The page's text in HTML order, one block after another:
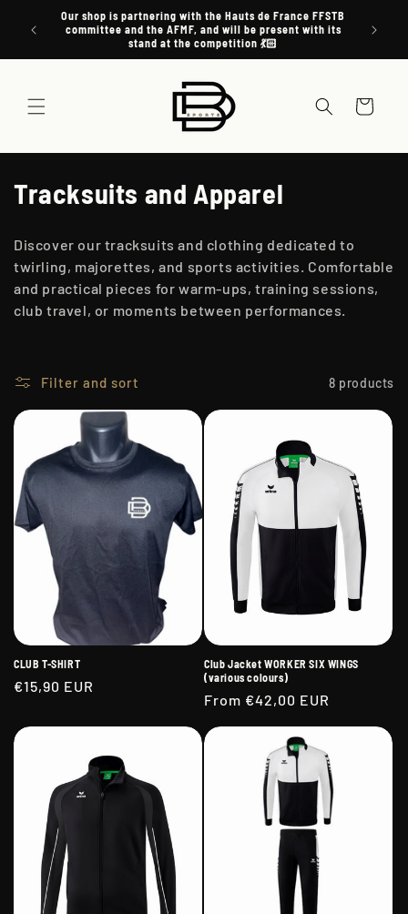
Skip to
content
à
Our shop is partnering with the Hauts de France FFSTB
committee and the AFMF, and will be present with its
stand at the competition 💃🏻
Cart
C
l
l
c
t
o
n
Tracksuits and Apparel
Discover our tracksuits and clothing dedicated to
twirling, majorettes, and sports activities. Comfortable
and practical pieces for warm-ups, training sessions,
club travel, or moments between performances.
Filter and sort 8 products
CLUB T-SHIRT
Regular
€15,90 EUR
Club Jacket WORKER SIX WINGS
(various colours)
Regular
From €42,00 EUR